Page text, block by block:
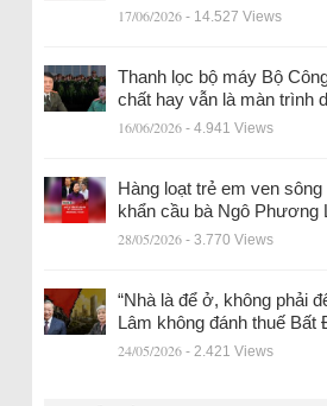
17/06/2026 - 14.527 Views
Thanh lọc bộ máy Bộ
chất hay vẫn là màn trình
16/06/2026 - 4.941 Views
Hàng loạt trẻ em ven
khẩn cầu bà Ngô Phương
28/05/2026 - 3.770 Views
“Nhà là để ở, không phải
Lâm không đánh thuế Bất
24/05/2026 - 2.421 Views